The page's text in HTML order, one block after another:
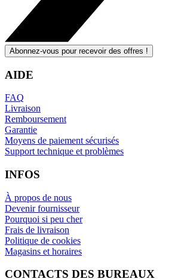
Abonnez-vous pour recevoir des offres !
AIDE
FAQ
Livraison
Remboursement
Garantie
Moyens de paiement sécurisés
Support technique et problèmes
INFOS
À propos de nous
Devenir fournisseur
Pourquoi si peu cher
Frais de livraison
Politique de cookies
Magasins et horaires
CONTACTS DES BUREAUX